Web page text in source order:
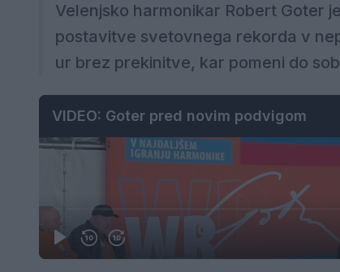
Velenjsko harmonikar Robert Goter
postavitve svetovnega rekorda v
ur brez prekinitve, kar pomeni do
VIDEO: Goter pred novim podvigom